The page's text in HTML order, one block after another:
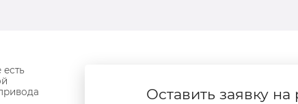
Оставить заявку на